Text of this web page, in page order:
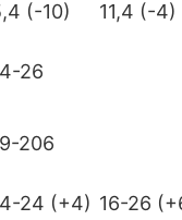
(-10)
11,4 (-4)
26
206
24 (+4) 16-26